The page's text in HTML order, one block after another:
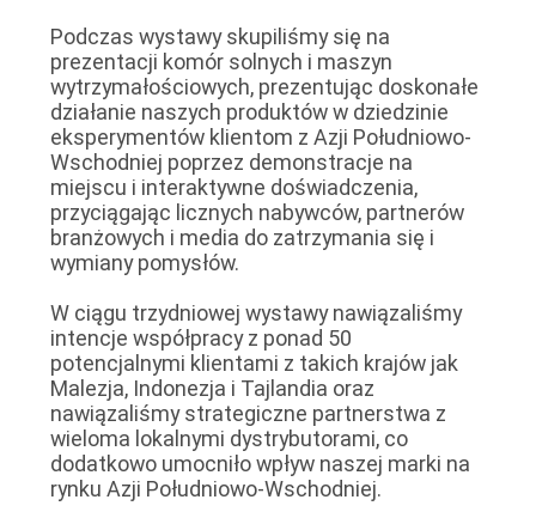
Podczas wystawy skupiliśmy się na
prezentacji komór solnych i maszyn
wytrzymałościowych, prezentując doskonałe
działanie naszych produktów w dziedzinie
eksperymentów klientom z Azji Południowo-
Wschodniej poprzez demonstracje na
miejscu i interaktywne doświadczenia,
przyciągając licznych nabywców, partnerów
branżowych i media do zatrzymania się i
wymiany pomysłów.
W ciągu trzydniowej wystawy nawiązaliśmy
intencje współpracy z ponad 50
potencjalnymi klientami z takich krajów jak
Malezja, Indonezja i Tajlandia oraz
nawiązaliśmy strategiczne partnerstwa z
wieloma lokalnymi dystrybutorami, co
dodatkowo umocniło wpływ naszej marki na
rynku Azji Południowo-Wschodniej.